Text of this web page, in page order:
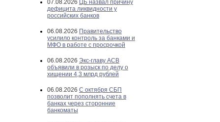
07.08.2026 ЦБ назвал причину
дефицита ликвидности у
российских банков
06.08.2026 Правительство
усилило контроль за банками и
МФО в работе с просрочкой
06.08.2026 Экс-главу АСВ
объявили в розыск по делу о
хищении 4,3 млрд рублей
06.08.2026 С октября СБП
позволит пополнять счета в
банках через сторонние
банкоматы